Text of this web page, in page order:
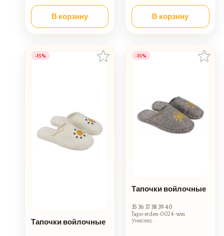
В корзину В корзину
Тапочки войлочные
-15%
Тапочки войлочные
35 36 37 38 39 40
Tapo-erden-0024-wm
Унисекс
-15%